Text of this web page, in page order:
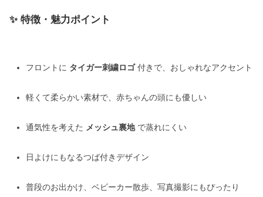
✨ 特徴・魅力ポイント
フロントに タイガー刺繍ロゴ付きで、おしゃれなアクセント
軽くて柔らかい素材で、赤ちゃんの頭にも優しい
通気性を考えた メッシュ裏地で蒸れにくい
日よけにもなるつば付きデザイン
普段のお出かけ、ベビーカー散歩、写真撮影にもぴったり